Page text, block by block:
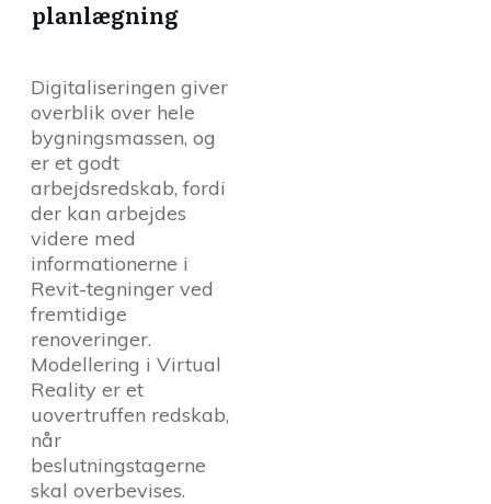
planlægning
Digitaliseringen giver
overblik over hele
bygningsmassen, og
er et godt
arbejdsredskab, fordi
der kan arbejdes
videre med
informationerne i
Revit-tegninger ved
fremtidige
renoveringer.
Modellering i Virtual
Reality er et
uovertruffen redskab,
når
beslutningstagerne
skal overbevises.